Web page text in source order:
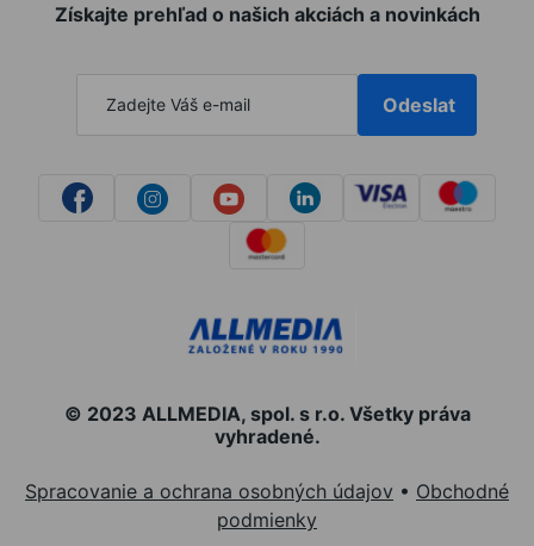
Získajte prehľad o našich akciách a novinkách
Odeslat
© 2023 ALLMEDIA, spol. s r.o. Všetky práva
vyhradené.
Spracovanie a ochrana osobných údajov • Obchodné
podmienky